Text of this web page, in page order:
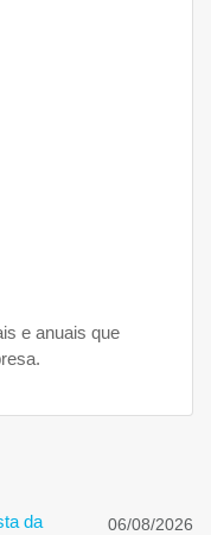
e anuais que
06/08/2026
da